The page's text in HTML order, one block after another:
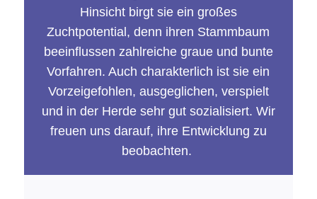
Hinsicht birgt sie ein großes
Zuchtpotential, denn ihren Stammbaum
beeinflussen zahlreiche graue und bunte
Vorfahren. Auch charakterlich ist sie ein
Vorzeigefohlen, ausgeglichen, verspielt
und in der Herde sehr gut sozialisiert. Wir
freuen uns darauf, ihre Entwicklung zu
beobachten.